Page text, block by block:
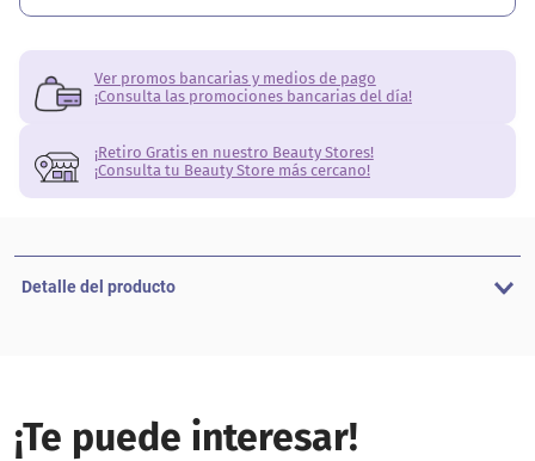
Ver promos bancarias y medios de pago
¡Consulta las promociones bancarias del día!
¡Retiro Gratis en nuestro Beauty Stores!
¡Consulta tu Beauty Store más cercano!
Detalle del producto
¡Te puede interesar!